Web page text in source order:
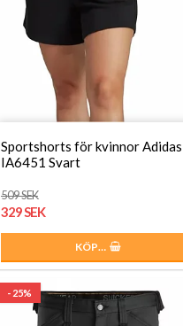
Sportshorts för kvinnor Adidas
IA6451 Svart
509 SEK
329 SEK
KÖP…
- 25%